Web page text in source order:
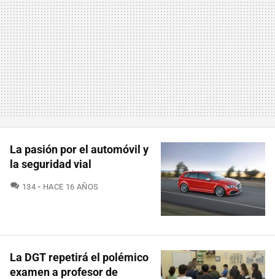
La pasión por el automóvil y
la seguridad vial
134 COMENTARIOS
HACE 16 AÑOS
La DGT repetirá el polémico
examen a profesor de